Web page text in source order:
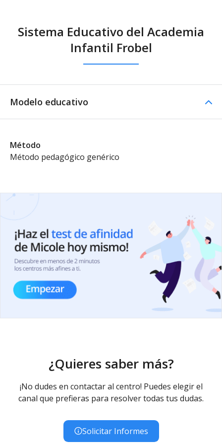
Sistema Educativo del Academia
Infantil Frobel
Modelo educativo
Método
Método pedagógico genérico
¿Quieres saber más?
¡No dudes en contactar al centro! Puedes elegir el
canal que prefieras para resolver todas tus dudas.
Solicitar Informes